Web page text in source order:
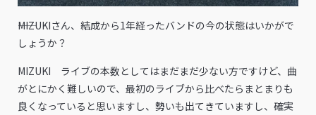
――MIZUKIさん、結成から1年経ったバンドの今の状態はいかがで
しょうか？
MIZUKI ライブの本数としてはまだまだ少ない方ですけど、曲
がとにかく難しいので、最初のライブから比べたらまとまりも
良くなっていると思いますし、勢いも出てきていますし、確実